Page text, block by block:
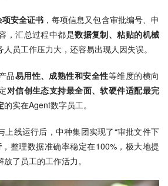
安全证书 ，每项信息又包含审批编号、申
，汇总过程中都是数据复制、粘贴的机械
人员工作压力大，还容易出现人因失误。
品易用性、成熟性和安全性等维度的横向
对信创生态支持最全面、软硬件适配最完
的实在Agent数字员工。
上线运行后，中种集团实现了“审批文件下
，整理数据准确率稳定在100%，极大地提
了员工的工作活力。